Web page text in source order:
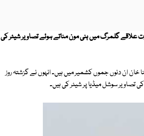
علاقے گلمرگ میں ہنی مون مناتے ہوئے تصاویر شیئر کی
خان ان دنوں جموں کشمیر میں ہیں۔ انہوں نے گزشتہ روز
سوشل میڈیا پر شیئر کی ہیں۔